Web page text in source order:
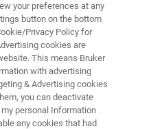
速度を実現
your preferences at any
button on the bottom
Privacy Policy for
cookies are
This means Bruker
with advertising
& Advertising cookies
you can deactivate
personal Information
any cookies that had